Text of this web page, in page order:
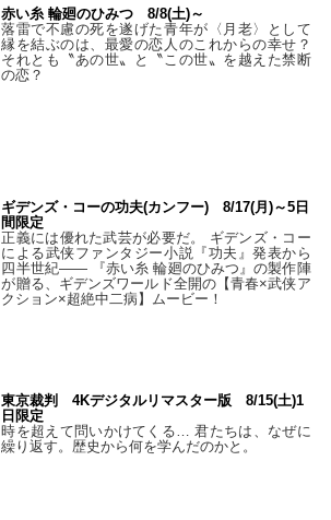
赤い糸 輪廻のひみつ 8/8(土)～
落雷で不慮の死を遂げた青年が〈月老〉として
縁を結ぶのは、最愛の恋人のこれからの幸せ？
それとも〝あの世〟と〝この世〟を越えた禁断
の恋？
ギデンズ・コーの功夫(カンフー) 8/17(月)～5日
間限定
正義には優れた武芸が必要だ。 ギデンズ・コー
による武侠ファンタジー小説『功夫』発表から
四半世紀―― 『赤い糸 輪廻のひみつ』の製作陣
が贈る、ギデンズワールド全開の【青春×武侠ア
クション×超絶中二病】ムービー！
東京裁判 4Kデジタルリマスター版 8/15(土)1
日限定
時を超えて問いかけてくる… 君たちは、なぜに
繰り返す。歴史から何を学んだのかと。